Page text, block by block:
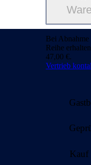
Bei Abnahme
Reihe
47,00 €.
Vertrieb
Kauf